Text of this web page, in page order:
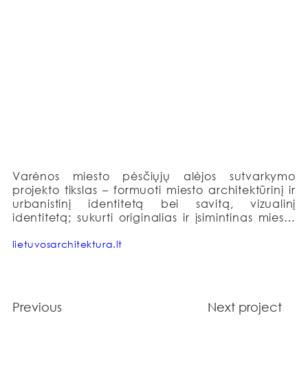
Varėnos miesto pėsčiųjų alėjos sutvarkymo
projekto tikslas – formuoti miesto architektūrinį ir
urbanistinį identitetą bei savitą, vizualinį
identitetą; sukurti originalias ir įsimintinas miesto
sąlygas Varėnos miesto gyventojų ir svečių
gamtinės kilmės sąjunga, vykstanti erdviniu,
stilistiniu, materialiniu ir kitais aspektais. Idėja
lietuvosarchitektura.lt
Next project
Previous